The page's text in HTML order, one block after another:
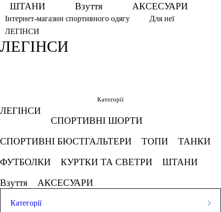
ШТАНИ Взуття АКСЕСУАРИ
Інтернет-магазин спортивного одягу
Для неї
ЛЕГІНСИ
ЛЕГІНСИ
Комбінований
Сніжно сірий Фіолетовий
Скасовувати все
Ціна
Категорії
ЛЕГІНСИ
СПОРТИВНІ ШОРТИ
СПОРТИВНІ БЮСТГАЛЬТЕРИ
ТОПИ
ТАНКИ
ФУТБОЛКИ
КУРТКИ ТА СВЕТРИ
ШТАНИ
Взуття
АКСЕСУАРИ
Категорії